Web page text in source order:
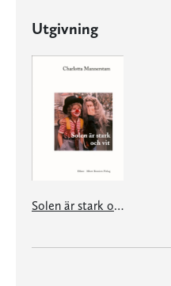
Utgivning
Solen är stark och vit